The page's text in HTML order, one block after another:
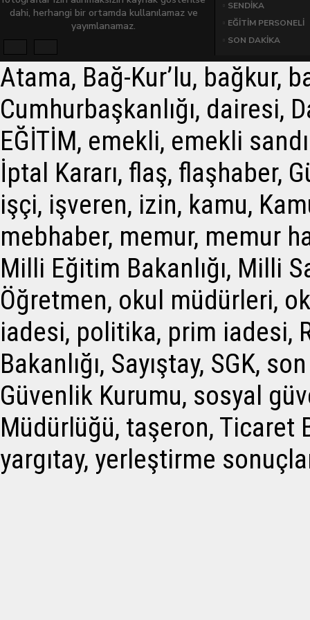
dahi, herhangi bir ortamda kullanılamaz ve
yayımlanamaz.
SENDİKA
EĞİTİM PERSONELİ
SON DAKİKA
Atama, Bağ-Kur’lu, bağkur,
Cumhurbaşkanlığı, dairesi,
EĞİTİM, emekli, emekli
İptal Kararı, flaş, flaşhaber,
işçi, işveren, izin, kamu,
mebhaber, memur, memur
Milli Eğitim Bakanlığı, Milli
Öğretmen, okul müdürleri,
iadesi, politika, prim iadesi,
Bakanlığı, Sayıştay, SGK,
Güvenlik Kurumu, sosyal
Müdürlüğü, taşeron, Ticaret
yargıtay, yerleştirme